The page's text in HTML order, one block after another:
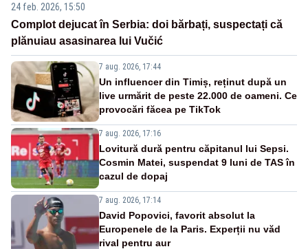
24 feb. 2026, 15:50
Complot dejucat în Serbia: doi bărbați, suspectați că
plănuiau asasinarea lui Vučić
7 aug. 2026, 17:44
Un influencer din Timiș, reținut după un
live urmărit de peste 22.000 de oameni. Ce
provocări făcea pe TikTok
7 aug. 2026, 17:16
Lovitură dură pentru căpitanul lui Sepsi.
Cosmin Matei, suspendat 9 luni de TAS în
cazul de dopaj
7 aug. 2026, 17:14
David Popovici, favorit absolut la
Europenele de la Paris. Experții nu văd
rival pentru aur